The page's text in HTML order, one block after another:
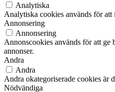
Analytiska
Analytiska cookies används för
Annonsering
Annonsering
Annonscookies används för att ge
annonser.
Andra
Andra
Andra okategoriserade cookies är
Nödvändiga